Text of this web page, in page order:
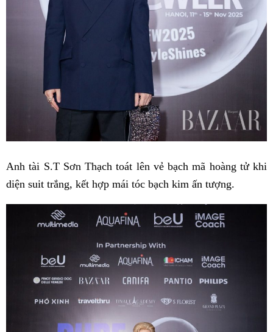
Anh tài S.T Sơn Thạch toát lên vẻ bạch mã hoàng tử khi
diện suit trắng, kết hợp mái tóc bạch kim ấn tượng.